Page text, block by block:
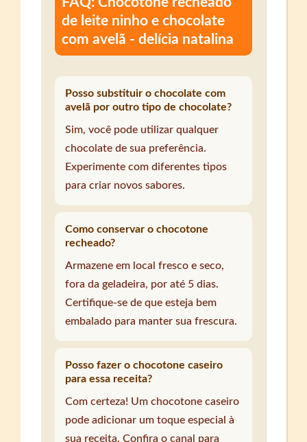
de leite ninho e chocolate
com avelã - delícia natalina
Posso substituir o chocolate com
avelã por outro tipo de chocolate?
Sim, você pode utilizar qualquer
chocolate de sua preferência.
Experimente com diferentes tipos
para criar novos sabores.
Como conservar o chocotone
recheado?
Armazene em local fresco e seco,
fora da geladeira, por até 5 dias.
Certifique-se de que esteja bem
embalado para manter sua frescura.
Posso fazer o chocotone caseiro
para essa receita?
Com certeza! Um chocotone caseiro
pode adicionar um toque especial à
sua receita. Confira o canal para